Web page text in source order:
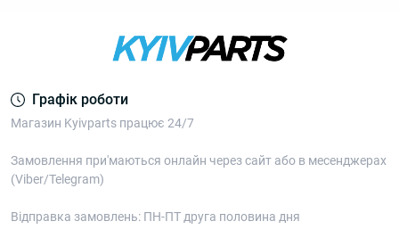
Графік роботи
Магазин Kyivparts працює 24/7
Замовлення при'маються онлайн через сайт або в месенджерах
(Viber/Telegram)
Відправка замовлень: ПН-ПТ друга половина дня